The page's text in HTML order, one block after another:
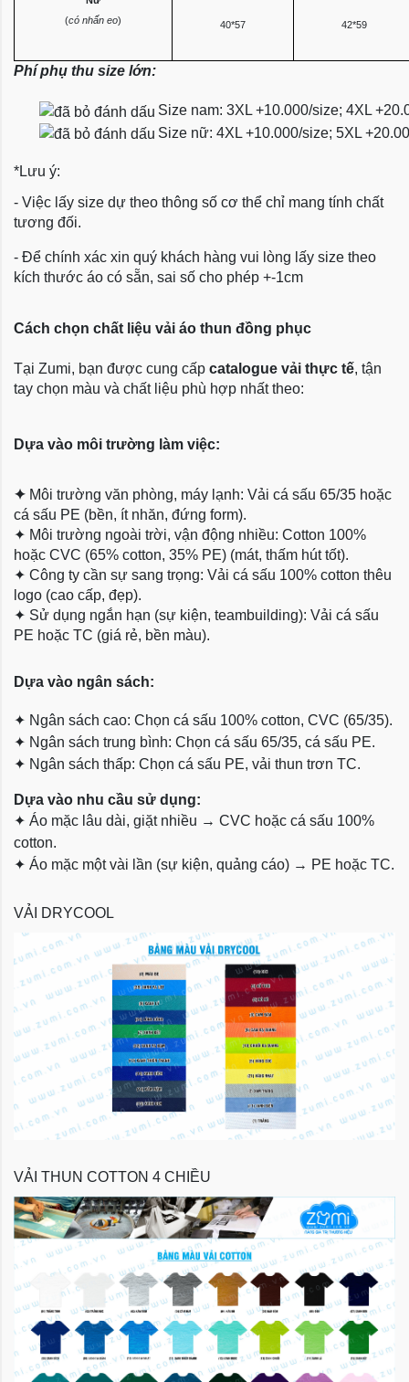
40*57 42*59
(có nhấn eo)
Phí phụ thu size lớn:
Size nam: 3XL +10.000/size; 4XL
Size nữ: 4XL +10.000/size; 5XL
*Lưu ý:
- Việc lấy size dự theo thông số cơ thể chỉ mang tính chất
tương đối.
- Để chính xác xin quý khách hàng vui lòng lấy size theo
kích thước áo có sẵn, sai số cho phép +-1cm
Cách chọn chất liệu vải áo thun đồng phục
Tại Zumi, bạn được cung cấp catalogue vải thực tế, tận
tay chọn màu và chất liệu phù hợp nhất theo:
Dựa vào môi trường làm việc:
✦ Môi trường văn phòng, máy lạnh: Vải cá sấu 65/35 hoặc
cá sấu PE (bền, ít nhăn, đứng form).
✦ Môi trường ngoài trời, vận động nhiều: Cotton 100%
hoặc CVC (65% cotton, 35% PE) (mát, thấm hút tốt).
✦ Công ty cần sự sang trọng: Vải cá sấu 100% cotton thêu
logo (cao cấp, đẹp).
✦ Sử dụng ngắn hạn (sự kiện, teambuilding): Vải cá sấu
PE hoặc TC (giá rẻ, bền màu).
Dựa vào ngân sách:
✦ Ngân sách cao: Chọn cá sấu 100% cotton, CVC (65/35).
✦ Ngân sách trung bình: Chọn cá sấu 65/35, cá sấu PE.
✦ Ngân sách thấp: Chọn cá sấu PE, vải thun trơn TC.
Dựa vào nhu cầu sử dụng:
✦ Áo mặc lâu dài, giặt nhiều → CVC hoặc cá sấu 100%
cotton.
✦ Áo mặc một vài lần (sự kiện, quảng cáo) → PE hoặc TC.
VẢI DRYCOOL
VẢI THUN COTTON 4 CHIỀU